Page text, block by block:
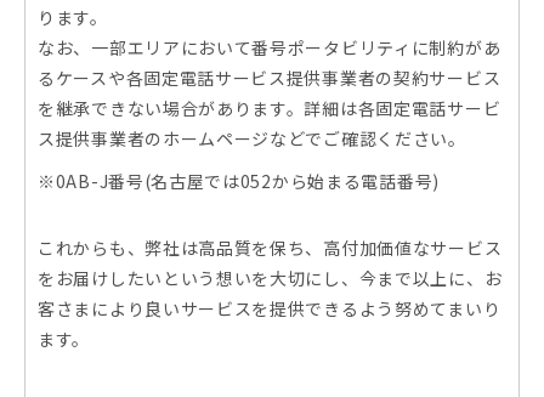
ります。
なお、一部エリアにおいて番号ポータビリティに制約があ
るケースや各固定電話サービス提供事業者の契約サービス
を継承できない場合があります。詳細は各固定電話サービ
ス提供事業者のホームページなどでご確認ください。
※0AB-J番号(名古屋では052から始まる電話番号)
これからも、弊社は高品質を保ち、高付加価値なサービス
をお届けしたいという想いを大切にし、今まで以上に、お
客さまにより良いサービスを提供できるよう努めてまいり
ます。